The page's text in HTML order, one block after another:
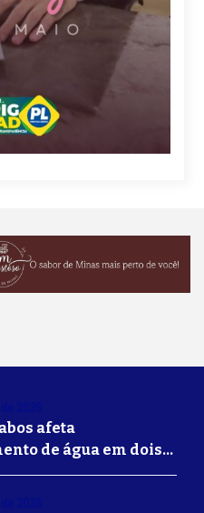
afeta
de água em dois
Volta Redonda